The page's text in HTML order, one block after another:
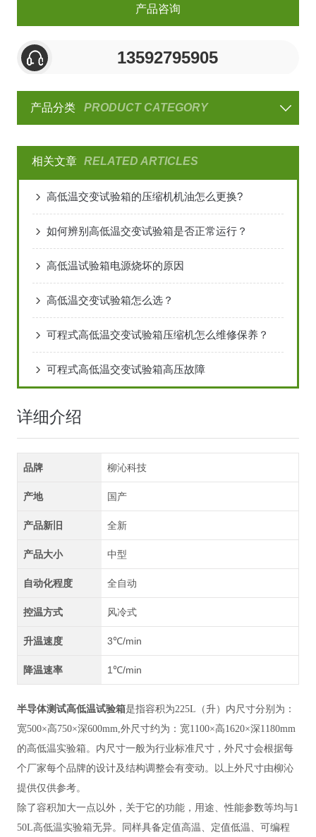
产品咨询
13592795905
产品分类 PRODUCT CATEGORY
相关文章 RELATED ARTICLES
高低温交变试验箱的压缩机机油怎么更换?
如何辨别高低温交变试验箱是否正常运行？
高低温试验箱电源烧坏的原因
高低温交变试验箱怎么选？
可程式高低温交变试验箱压缩机怎么维修保养？
可程式高低温交变试验箱高压故障
详细介绍
品牌 柳沁科技
产地 国产
产品新旧 全新
产品大小 中型
自动化程度 全自动
控温方式 风冷式
升温速度 3℃/min
降温速率 1℃/min
半导体测试高低温试验箱是指容积为225L（升）内尺寸分别为：
宽500×高750×深600mm,外尺寸约为：宽1100×高1620×深1180mm
的高低温实验箱。内尺寸一般为行业标准尺寸，外尺寸会根据每
个厂家每个品牌的设计及结构调整会有变动。以上外尺寸由柳沁
提供仅供参考。
除了容积加大一点以外，关于它的功能，用途、性能参数等均与1
50L高低温实验箱无异。同样具备定值高温、定值低温、可编程